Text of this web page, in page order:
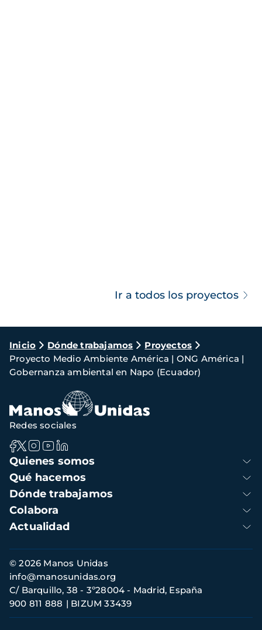
Ir a todos los proyectos
Ruta
de
navegación
Inicio Dónde trabajamos
Proyectos
Proyecto Medio Ambiente América | ONG América |
Gobernanza ambiental en Napo (Ecuador)
Navegación
principal
Quienes somos
Qué hacemos
Dónde trabajamos
Colabora
Actualidad
Redes sociales
Información
de
contacto
© 2026 Manos Unidas
C/ Barquillo, 38 - 3º28004 - Madrid, España
900 811 888
BIZUM 33439
info@manosunidas.org